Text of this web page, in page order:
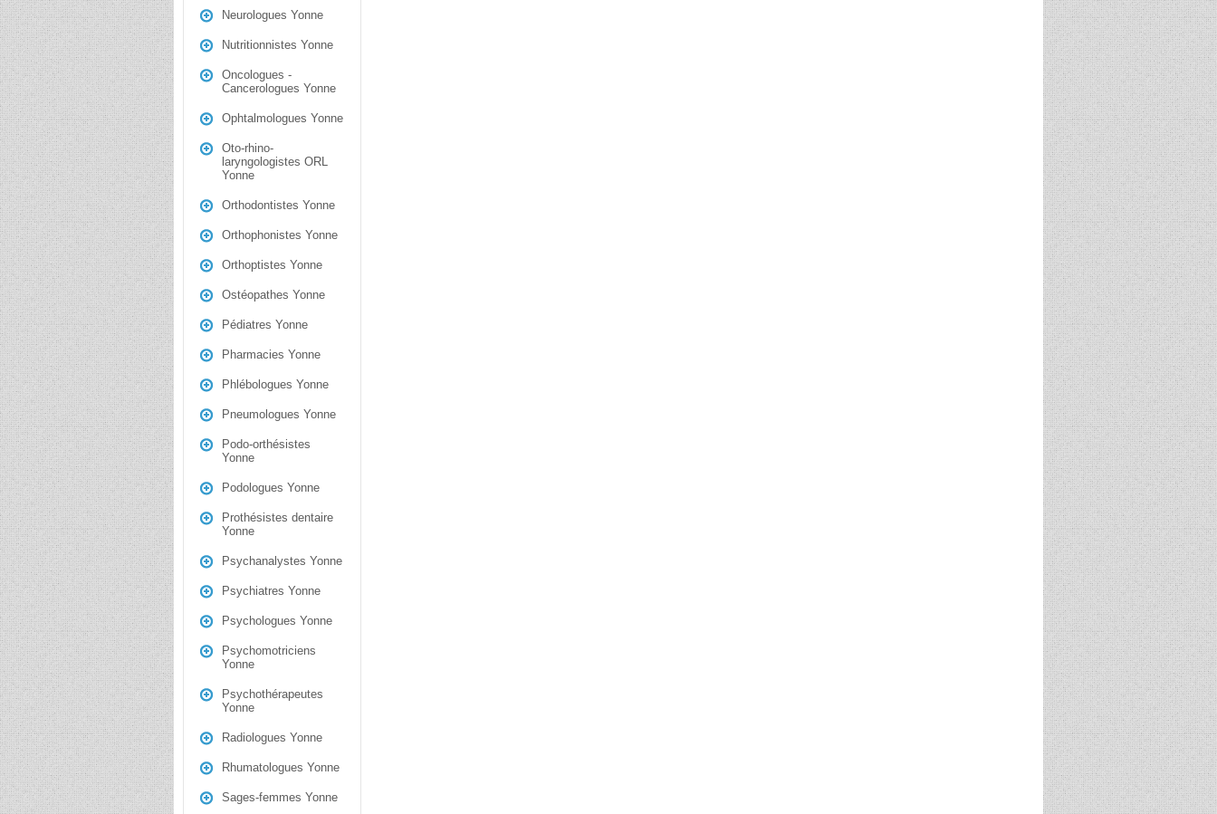
Neurologues Yonne
Nutritionnistes Yonne
Oncologues -
Cancerologues Yonne
Ophtalmologues Yonne
Oto-rhino-
laryngologistes ORL
Yonne
Orthodontistes Yonne
Orthophonistes Yonne
Orthoptistes Yonne
Ostéopathes Yonne
Pédiatres Yonne
Pharmacies Yonne
Phlébologues Yonne
Pneumologues Yonne
Podo-orthésistes
Yonne
Podologues Yonne
Prothésistes dentaire
Yonne
Psychanalystes Yonne
Psychiatres Yonne
Psychologues Yonne
Psychomotriciens
Yonne
Psychothérapeutes
Yonne
Radiologues Yonne
Rhumatologues Yonne
Sages-femmes Yonne